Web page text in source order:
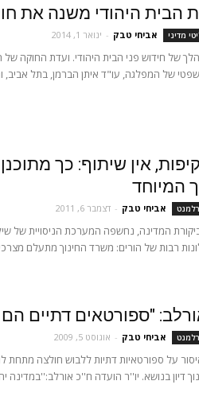
הבית היהודי משנה את
מדיני אביחי טבק - ינואר 1, 2014
של חידוש פני הבית היהודי. ועדת החוקה
של המפלגה, עו"ד איתן הברמן, בתל אביב,
אין שיתוף: כך
המיוחד
אביחי טבק - דצמבר 6, 2011
המדינה, נחשפה המערכת הניסויית של
"ספורטאים דתיים
אביחי טבק - אוגוסט 5, 2009
על ספורטאיות דתיות ללבוש חולצה מתחת
דיון בנושא. יו''ר הועדה ח''כ אורלב:''במדינה